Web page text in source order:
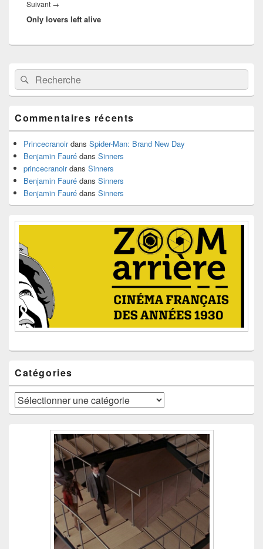
Suivant →
suivant :
Only lovers left alive
Zone
principale
de
widget
barre
latérale
Recherche :Rechercher
Commentaires récents
Princecranoirdans Spider-Man: Brand New Day
Benjamin Fauré dans Sinners
princecranoirdans Sinners
Benjamin Fauré dans Sinners
Benjamin Fauré dans Sinners
Catégories
Catégories